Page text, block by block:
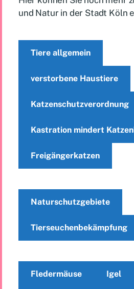
und Natur in der Stadt Köln
Tiere allgemein
verstorbene Haustiere
Katzenschutzverordnung
Kastration mindert
Freigängerkatzen
Naturschutzgebiete
Tierseuchenbekämpfung
Fledermäuse Igel